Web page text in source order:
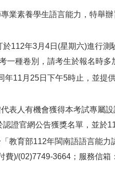
業素養學生語言能力，特舉
112年3月4日(星期六)進行
一種卷別，請考生於報名時多
11月25日下午5時止，並提
表人有機會獲得本考試專屬
證官網公告獲獎名單，並於
教育部112年閩南語語言能力
費)/(02)7749-3664；服務信